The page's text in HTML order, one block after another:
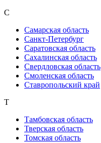
С
Самарская область
Санкт-Петербург
Саратовская область
Сахалинская область
Свердловская область
Смоленская область
Ставропольский край
Т
Тамбовская область
Тверская область
Томская область